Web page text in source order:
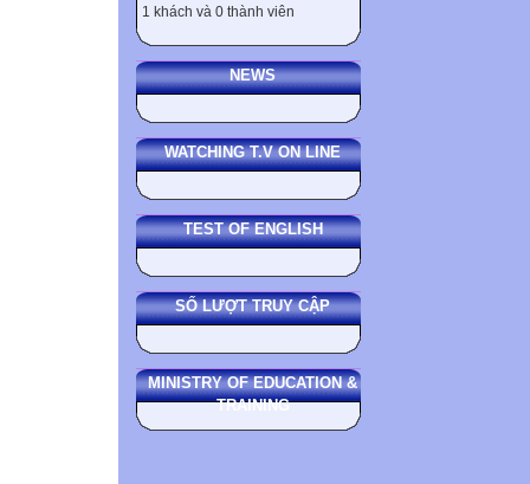
1 khách và 0 thành viên
NEWS
WATCHING T.V ON LINE
TEST OF ENGLISH
SỐ LƯỢT TRUY CẬP
MINISTRY OF EDUCATION &
TRAINING